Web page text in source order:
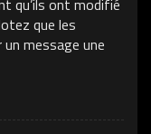
qu’ils ont modifié
que les
message une